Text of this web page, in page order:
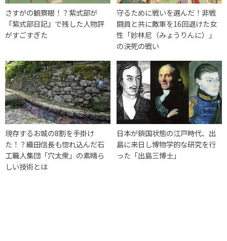
さすがの観察眼！？紫式部が
『紫式部日記』で残した人物評
がすごすぎた
守るために戦いを選んだ！非戦
闘員と共に敵軍を16回退けた女
性「妙林尼（みょうりんに）」
の決死の戦い
現存するお城の8割を手掛け
た！？織田信長も惚れ込んだ石
工職人集団「穴太衆」の素晴ら
しい技術とは
日本が鎖国状態の江戸時代、出
島に来日し博物学的な研究を行
った「出島三博士」